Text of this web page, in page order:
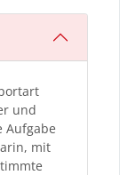
und
Aufgabe
mit